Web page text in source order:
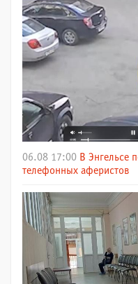
06.08 17:00 В Энгельсе
телефонных аферистов